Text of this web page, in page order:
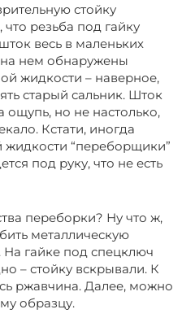
стойку
резьба под гайку
весь в маленьких
нем обнаружены
жидкости – наверное,
старый сальник. Шток
но не настолько,
Кстати, иногда
жидкости “переборщики”
под руку, что не есть
переборки? Ну что ж,
металлическую
гайке под спецключ
– стойку вскрывали. К
ржавчина. Далее, можно
образцу.